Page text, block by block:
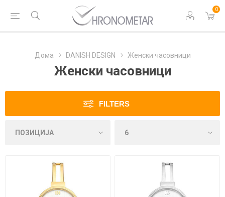
0
Дома DANISH DESIGN Женски часовници
Женски часовници
FILTERS